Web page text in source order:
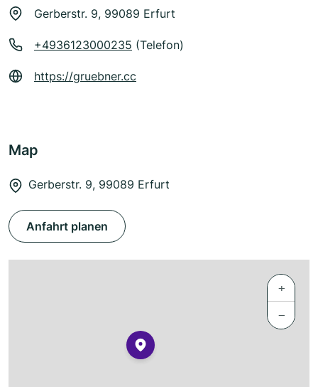
Gerberstr. 9, 99089 Erfurt
+4936123000235 (Telefon)
https://gruebner.cc
Map
Gerberstr. 9, 99089 Erfurt
Anfahrt planen
+
−